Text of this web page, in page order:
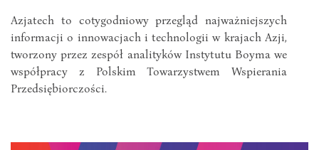
Azjatech to cotygodniowy przegląd najważniejszych
informacji o innowacjach i technologii w krajach Azji,
tworzony przez zespół analityków Instytutu Boyma we
współpracy z Polskim Towarzystwem Wspierania
Przedsiębiorczości.